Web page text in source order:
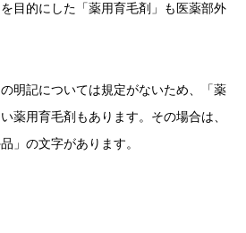
目的にした「薬用育毛剤」も医薬部外
明記については規定がないため、「薬
薬用育毛剤もあります。その場合は、
」の文字があります。